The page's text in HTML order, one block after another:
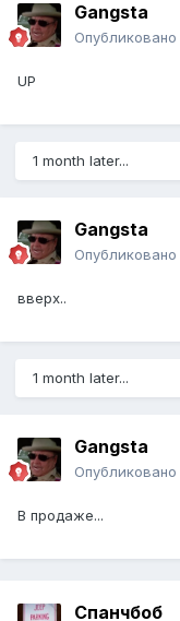
Gangsta
Опубликовано
UP
1 month later...
Gangsta
Опубликовано
вверх..
1 month later...
Gangsta
Опубликовано
В продаже...
Спанчбоб